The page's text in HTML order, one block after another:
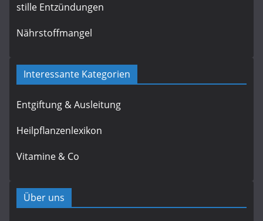
stille Entzündungen
Nährstoffmangel
Interessante Kategorien
Entgiftung & Ausleitung
Heilpflanzenlexikon
Vitamine & Co
Über uns